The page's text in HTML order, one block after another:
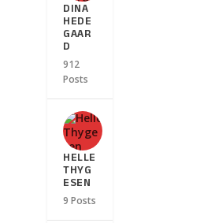
DINA
HEDE
GAAR
D
912
Posts
HELLE
THYG
ESEN
9 Posts